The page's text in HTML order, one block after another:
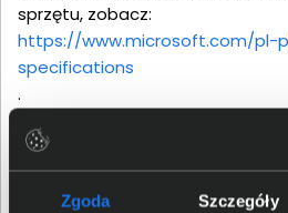
Zgoda Szczegóły
sprzętu, zobacz:
https://www.microsoft.com/pl-
specifications
.
Uaktualnienie do systemu
zmiany ustawień systemu BIOS
oraz funkcji TPM. Więcej
producenta Twojego